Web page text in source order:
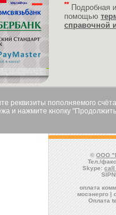
** Подробная
помощью
справочной
реквизиты пополняемого
и нажмите кнопку
©ООО
Тел./
Skype:
оплата
мосэнерго |
Оплата